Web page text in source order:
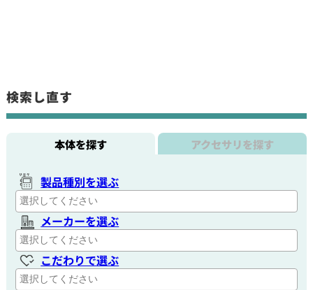
検索し直す
本体を探す アクセサリを探す
製品種別を選ぶ
メーカーを選ぶ
こだわりで選ぶ